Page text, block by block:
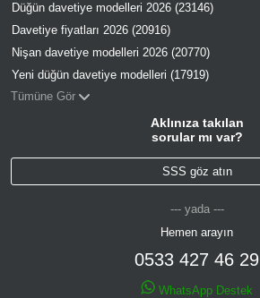
Düğün davetiye modelleri 2026 (23146)
Davetiye fiyatları 2026 (20916)
Nişan davetiye modelleri 2026 (20770)
Yeni düğün davetiye modelleri (17919)
Tümüne Gör
Aklınıza takılan
sorular mı var?
SSS göz atın
--- yada ---
Hemen arayın
0533 427 46 29
WhatsApp Destek